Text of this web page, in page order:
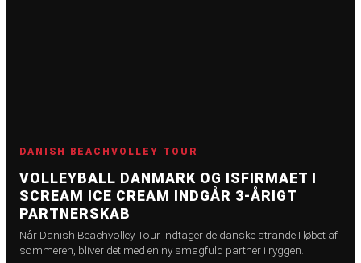
DANISH BEACHVOLLEY TOUR
VOLLEYBALL DANMARK OG ISFIRMAET I
SCREAM ICE CREAM INDGÅR 3-ÅRIGT
PARTNERSKAB
Når Danish Beachvolley Tour indtager de danske strande I løbet af
sommeren, bliver det med en ny smagfuld partner i ryggen.